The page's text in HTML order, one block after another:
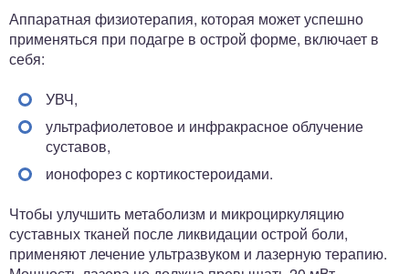
Аппаратная физиотерапия, которая может успешно
применяться при подагре в острой форме, включает в
себя:
УВЧ,
ультрафиолетовое и инфракрасное облучение
суставов,
ионофорез с кортикостероидами.
Чтобы улучшить метаболизм и микроциркуляцию
суставных тканей после ликвидации острой боли,
применяют лечение ультразвуком и лазерную терапию.